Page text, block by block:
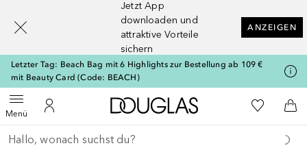
Jetzt App
downloaden und
attraktive Vorteile
sichern
ANZEIGEN
Letzter Tag: Beach Bag mit 6 Highlights zur Bestellung ab 109 €
mit Beauty Card (Code: BEACH)
MenüMenü öffnenZu Meinem Kundenkonto
Zur Douglas Startseite
Zu Meiner
Gehe zurück
Suche ausführen
[navigation.slideout.screenreader]